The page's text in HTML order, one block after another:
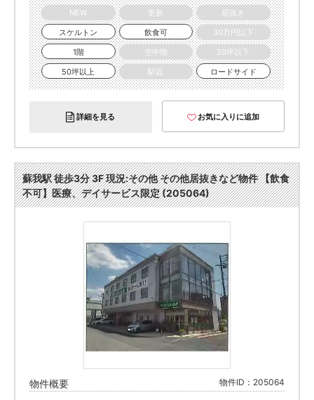
NEW
更新
居抜き
スケルトン
飲食可
30万円以下
1階
空中階
20坪以下
50坪以上
駅近 ロードサイド
詳細を見る お気に入りに追加
蘇我駅 徒歩3分 3F 現況:その他 その他居抜きなど物件 【飲食
不可】医療、デイサービス限定 (205064)
物件概要 物件ID：205064